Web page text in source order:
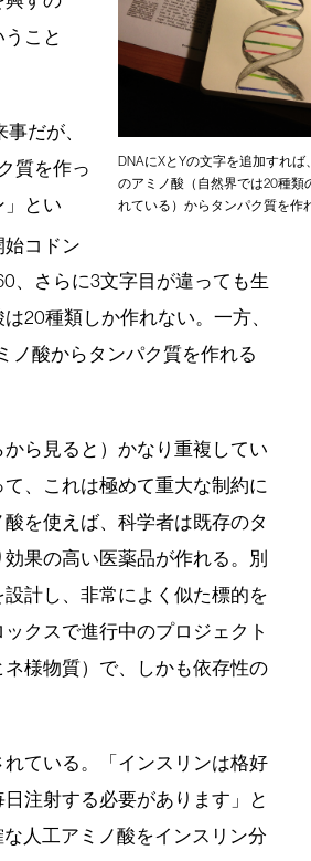
DNAにXとYの文字を追加すれば
のアミノ酸（自然界では20種類
れている）からタンパク質を作
こと
だが、
質を作っ
」とい
始コドン
、さらに3文字目が違っても生
20種類しか作れない。一方、
ノ酸からタンパク質を作れる
ら見ると）かなり重複してい
、これは極めて重大な制約に
を使えば、科学者は既存のタ
果の高い医薬品が作れる。別
計し、非常によく似た標的を
クスで進行中のプロジェクト
様物質）で、しかも依存性の
ている。「インスリンは格好
注射する必要があります」と
人工アミノ酸をインスリン分